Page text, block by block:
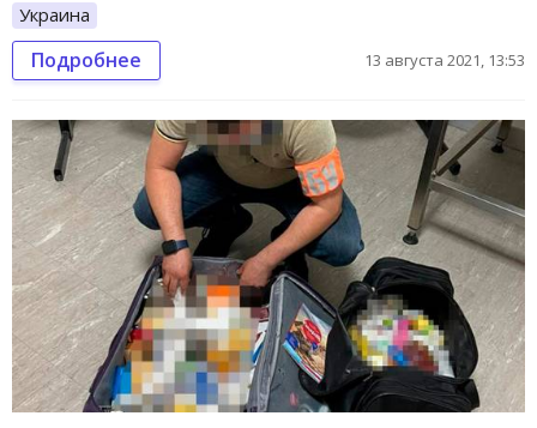
Украина
Подробнее 13 августа 2021, 13:53